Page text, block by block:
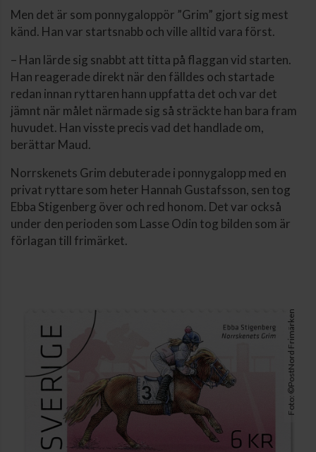
Men det är som ponnygaloppör ”Grim” gjort sig mest
känd. Han var startsnabb och ville alltid vara först.
– Han lärde sig snabbt att titta på flaggan vid starten.
Han reagerade direkt när den fälldes och startade
redan innan ryttaren hann uppfatta det och var det
jämnt när målet närmade sig så sträckte han bara fram
huvudet. Han visste precis vad det handlade om,
berättar Maud.
Norrskenets Grim debuterade i ponnygalopp med en
privat ryttare som heter Hannah Gustafsson, sen tog
Ebba Stigenberg över och red honom. Det var också
under den perioden som Lasse Odin tog bilden som är
förlagan till frimärket.
Foto: ©PostNord Frimärken